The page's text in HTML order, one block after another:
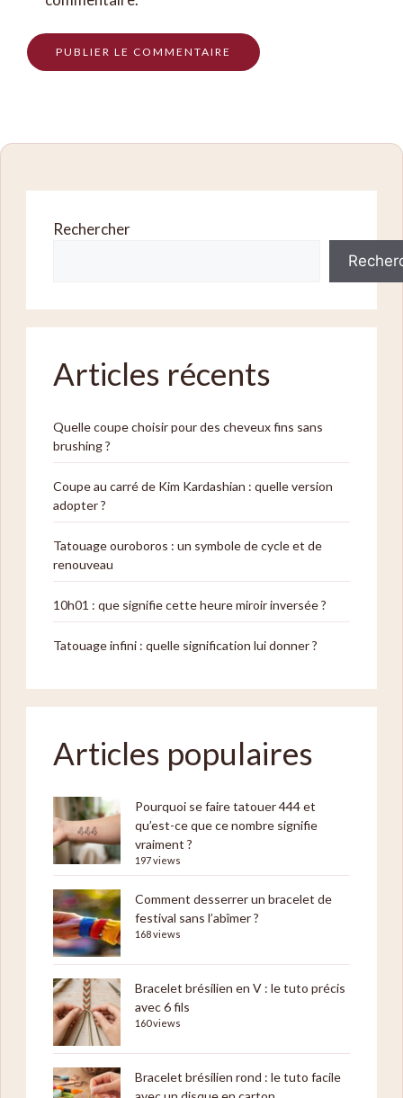
Rechercher
Articles récents
Quelle coupe choisir pour des cheveux fins sans
brushing ?
Coupe au carré de Kim Kardashian : quelle version
adopter ?
Tatouage ouroboros : un symbole de cycle et de
renouveau
10h01 : que signifie cette heure miroir inversée ?
Tatouage infini : quelle signification lui donner ?
Articles populaires
Pourquoi se faire tatouer 444 et
qu’est-ce que ce nombre signifie
vraiment ?
197 views
Comment desserrer un bracelet de
festival sans l’abîmer ?
168 views
Bracelet brésilien en V : le tuto précis
avec 6 fils
160 views
Bracelet brésilien rond : le tuto facile